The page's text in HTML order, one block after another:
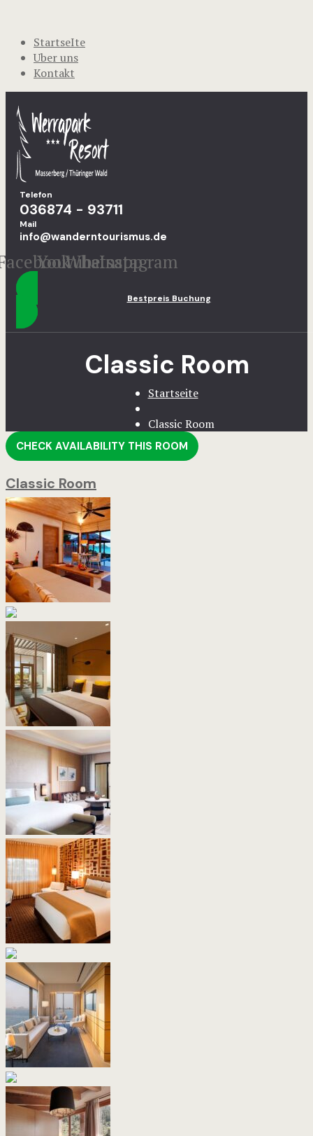
StartseIte
Uber uns
Kontakt
Telefon
036874 - 93711
Mail
info@wanderntourismus.de
Youtube
Whatsapp
Instagram
Bestpreis Buchung
Classic Room
Startseite
Classic Room
CHECK AVAILABILITY THIS ROOM
Classic Room